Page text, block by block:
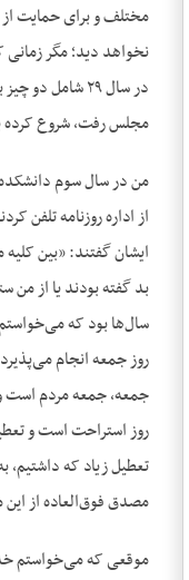
نخواهد دید؛ مگر زمانی
مجلس رفت، شروع کرده
من در سال سوم دانشکده
از اداره روزنامه تلفن
ایشان گفتند: «بین
بد گفته بودند یا از
سال‌ها بود که
روز جمعه انجام
جمعه، جمعه مردم است
روز استراحت است و
تعطیل زیاد که داشتیم،
مصدق فوق‌العاده از
موقعی که می‌خواستم